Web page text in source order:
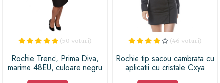
(50 voturi)
Rochie Trend, Prima Diva,
marime 48EU, culoare negru
(46 voturi)
Rochie tip sacou cambrata cu
aplicatii cu cristale Oxya